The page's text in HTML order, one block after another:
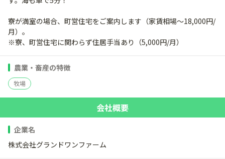
寮が満室の場合、町営住宅をご案内します（家賃相場～18,000円/
月）。
※寮、町営住宅に関わらず住居手当あり（5,000円/月）
農業・畜産の特徴
牧場
会社概要
企業名
株式会社グランドワンファーム